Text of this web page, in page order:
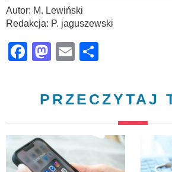
Autor: M. Lewiński
Redakcja: P. jaguszewski
Facebook
Mastodon
Email
PRZECZYTAJ